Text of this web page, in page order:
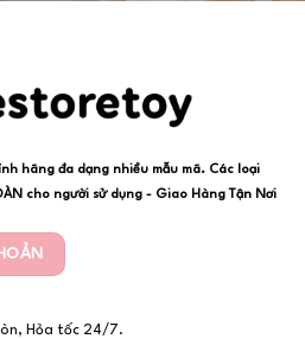
hãng đa dạng nhiều mẫu mã. Các loại
cho người sử dụng - Giao Hàng Tận Nơi
Hỏa tốc 24/7.